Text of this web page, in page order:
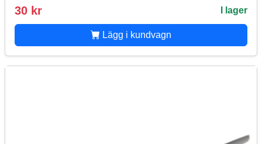
30 kr I lager
Lägg i kundvagn